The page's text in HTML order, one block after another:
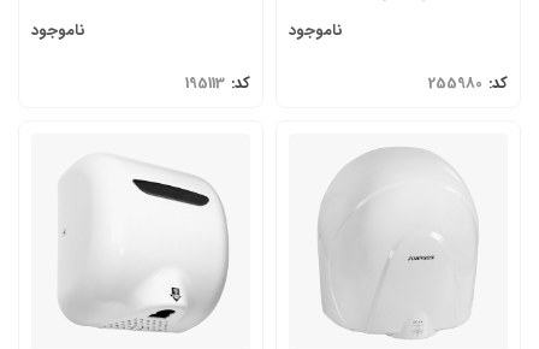
ناموجود
کد: 255980
ناموجود
کد: 195113